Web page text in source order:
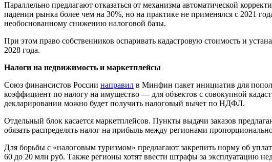
Параллельно предлагают отказаться от механизма автоматической
падении рынка более чем на 30%, но на практике не применялся с 2021
необоснованному снижению налоговой базы.
При этом право собственников оспаривать кадастровую стоимость и
2028 года.
Налоги на недвижимость и маркетплейсы
Союз финансистов России направил в Минфин пакет инициатив для
коэффициент по налогу на имущество — для объектов с совокупной
декларировании можно будет получить налоговый вычет по НДФЛ.
Отдельный блок касается маркетплейсов. Пункты выдачи заказов
обязать распределять налог на прибыль между регионами
Для борьбы с «налоговым туризмом» предлагают закрепить норму об
60 до 20 млн руб. Также регионы хотят ввести штрафы за эксплуатацию